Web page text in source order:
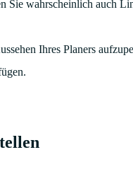
Sie wahrscheinlich auch
Ihres Planers